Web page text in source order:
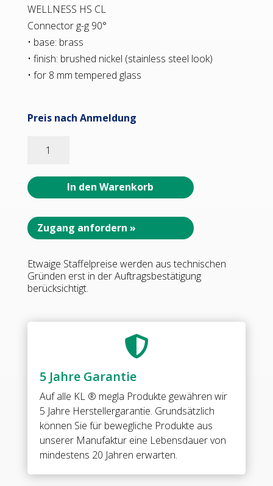
WELLNESS HS CL
Connector g-g 90°
• base: brass
• finish: brushed nickel (stainless steel look)
• for 8 mm tempered glass
Preis nach Anmeldung
WELLNESS
CL
Winkelverbinder
G
90°
Basismaterial:
Messing
Nickel
mm
ESG
(Standard)
HS
In den Warenkorb
Zugang anfordern »
Etwaige Staffelpreise werden aus technischen
Gründen erst in der Auftragsbestätigung
berücksichtigt.

5 Jahre Garantie
Auf alle KL ® megla Produkte gewähren wir
5 Jahre Herstellergarantie. Grundsätzlich
können Sie für bewegliche Produkte aus
unserer Manufaktur eine Lebensdauer von
mindestens 20 Jahren erwarten.